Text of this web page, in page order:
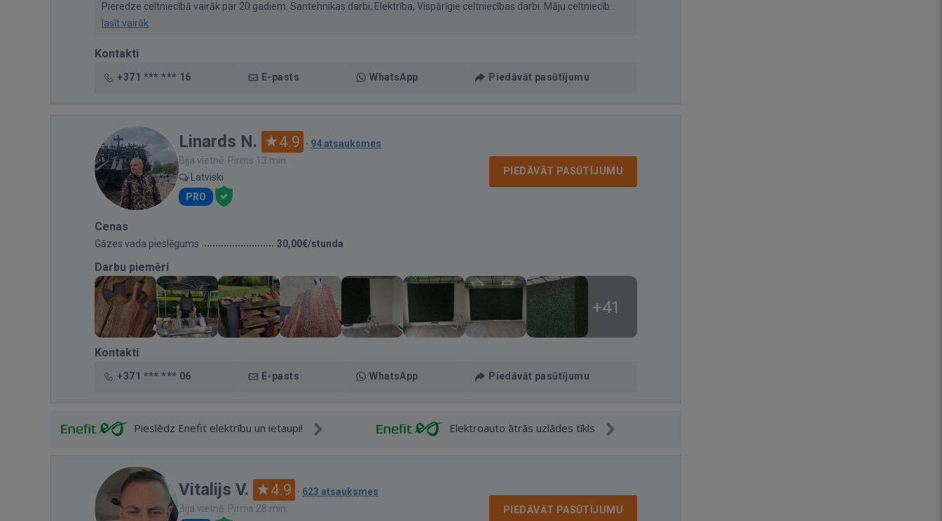
Pieredze celtniecībā vairāk par 20 gadiem. Santehnikas darbi, Elektrība, Vispārīgie celtniecības darbi. Māju celtniecīb...
lasīt vairāk
Kontakti
+371 *** *** 16 E-pasts WhatsApp Piedāvāt pasūtījumu
Linards N. 4.9 · 94 atsauksmes
Bija vietnē: Pirms 13 min.
Latviski
PRO
PIEDĀVĀT PASŪTĪJUMU
Cenas
Gāzes vada pieslēgums 30,00€/stunda
Darbu piemēri
+41
Kontakti
+371 *** *** 06 E-pasts WhatsApp Piedāvāt pasūtījumu
Pieslēdz Enefit elektrību un ietaupi! Elektroauto ātrās uzlādes tīkls
Vitalijs V. 4.9 · 623 atsauksmes
Bija vietnē: Pirms 28 min.
PIEDĀVĀT PASŪTĪJUMU